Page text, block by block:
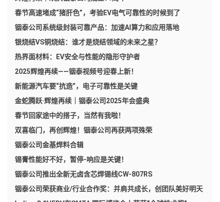
春节高速堵成“猪肝色”，考验EV电气可靠性的时候到了
铟泰公司系统级封装可靠产品：加速AI算力和应用落地
银烧结VS铜烧结：谁才是烧结领域的未来之星？
热界面材料：EV安全与性能的隐形守护者
2025辉煌再续——铟泰视频号迎春上新！
新能源汽车要“抗造”，电子可靠性是关键
金蛇腾跃·辉煌再续｜铟泰公司2025年会盛典
春节回家途中的搭子，当然有我啦！
双喜临门，再创辉煌！铟泰公司再获两项殊荣
铟泰公司金基焊料合辑
锡膏性能好不好，暂停-响应是关键！
铟泰公司推出全新无卤含芯焊锡线CW-807RS
铟泰公司荣获商业/行业合作奖：并肩共成长，创团队美好明天